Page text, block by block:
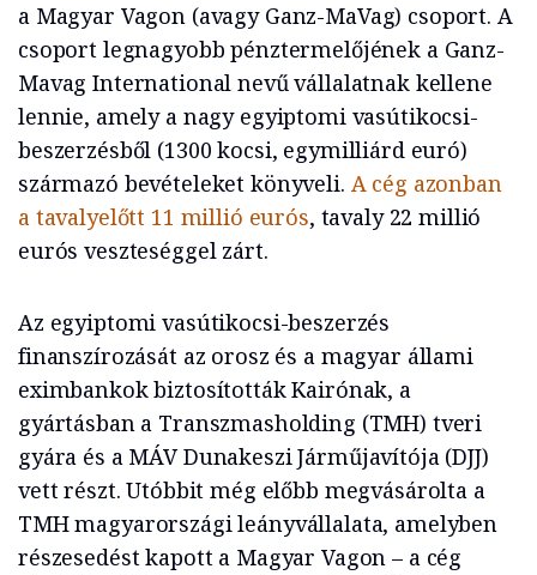
a Magyar Vagon (avagy Ganz-MaVag) csoport. A
csoport legnagyobb pénztermelőjének a Ganz-
Mavag International nevű vállalatnak kellene
lennie, amely a nagy egyiptomi vasútikocsi-
beszerzésből (1300 kocsi, egymilliárd euró)
származó bevételeket könyveli. A cég azonban
a tavalyelőtt 11 millió eurós, tavaly 22 millió
eurós veszteséggel zárt.
Az egyiptomi vasútikocsi-beszerzés
finanszírozását az orosz és a magyar állami
eximbankok biztosították Kairónak, a
gyártásban a Transzmasholding (TMH) tveri
gyára és a MÁV Dunakeszi Járműjavítója (DJJ)
vett részt. Utóbbit még előbb megvásárolta a
TMH magyarországi leányvállalata, amelyben
részesedést kapott a Magyar Vagon – a cég